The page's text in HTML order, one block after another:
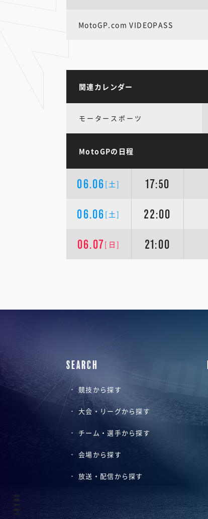
MotoGP.com VIDEOPASS
関連カレンダー
モータースポーツ
MotoGPの日程
06.06 [土] 17:50
06.06 [土] 22:00
06.07[日] 21:00
SEARCH
競技から探す
大会・リーグから探す
チーム・選手から探す
会場から探す
放送・配信から探す
SHARE